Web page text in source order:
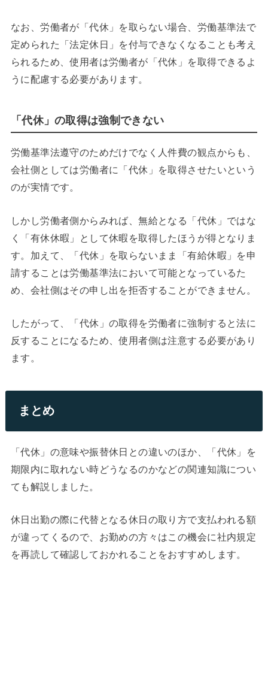
なお、労働者が「代休」を取らない場合、労働基準法で
定められた「法定休日」を付与できなくなることも考え
られるため、使用者は労働者が「代休」を取得できるよ
うに配慮する必要があります。
「代休」の取得は強制できない
労働基準法遵守のためだけでなく人件費の観点からも、
会社側としては労働者に「代休」を取得させたいという
のが実情です。
しかし労働者側からみれば、無給となる「代休」ではな
く「有休休暇」として休暇を取得したほうが得となりま
す。加えて、「代休」を取らないまま「有給休暇」を申
請することは労働基準法において可能となっているた
め、会社側はその申し出を拒否することができません。
したがって、「代休」の取得を労働者に強制すると法に
反することになるため、使用者側は注意する必要があり
ます。
まとめ
「代休」の意味や振替休日との違いのほか、「代休」を
期限内に取れない時どうなるのかなどの関連知識につい
ても解説しました。
休日出勤の際に代替となる休日の取り方で支払われる額
が違ってくるので、お勤めの方々はこの機会に社内規定
を再読して確認しておかれることをおすすめします。